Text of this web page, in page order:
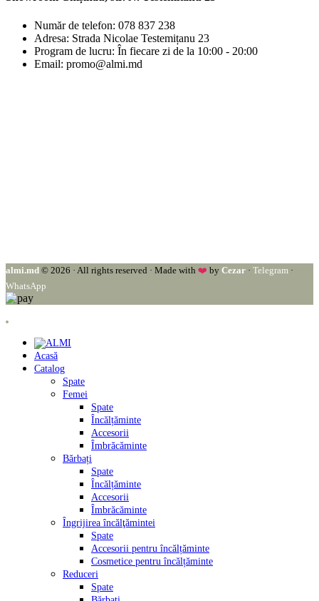
Număr de telefon: 078 837 238
Adresa: Strada Nicolae Testemițanu 23
Program de lucru: În fiecare zi de la 10:00 - 20:00
Email: promo@almi.md
almi.md © 2026 · All rights reserved · Made with ❤️ by Cezar · Telegram ·
WhatsApp
Acasă
Catalog
Spate
Femei
Spate
Încălțăminte
Accesorii
Îmbrăcăminte
Bărbați
Spate
Încălțăminte
Accesorii
Îmbrăcăminte
Îngrijirea încălţămintei
Spate
Accesorii pentru încălțăminte
Cosmetice pentru încălțăminte
Reduceri
Spate